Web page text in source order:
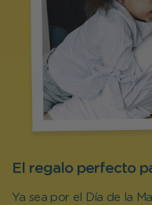
El regalo perfecto
Ya sea por el Día de la